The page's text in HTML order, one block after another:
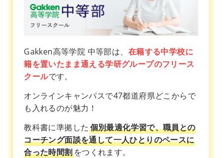
Gakken高等学院 中等部は、 在籍する中学校に
籍を置いたまま通える学研グループのフリース
クールです。
オンラインキャンパスで47都道府県どこからで
も入れるのが魅力！
教科書に準拠した 個別最適化学習で、職員との
コーチング面談を通して一人ひとりのペースに
合った時間割をつくれます。